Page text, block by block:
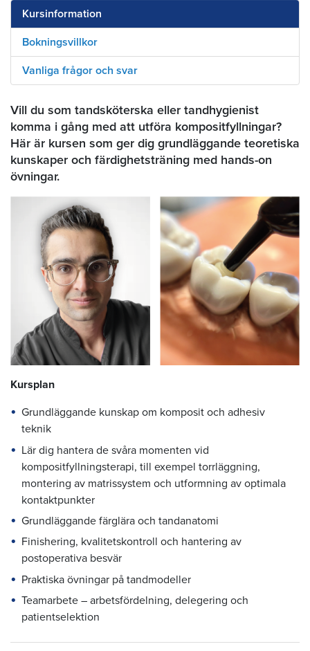
Kursinformation
Bokningsvillkor
Vanliga frågor och svar
Vill du som tandsköterska eller tandhygienist
komma i gång med att utföra kompositfyllningar?
Här är kursen som ger dig grundläggande teoretiska
kunskaper och färdighetsträning med hands-on
övningar.
Kursplan
Grundläggande kunskap om komposit och adhesiv
teknik
Lär dig hantera de svåra momenten vid
kompositfyllningsterapi, till exempel torrläggning,
montering av matrissystem och utformning av optimala
kontaktpunkter
Grundläggande färglära och tandanatomi
Finishering, kvalitetskontroll och hantering av
postoperativa besvär
Praktiska övningar på tandmodeller
Teamarbete – arbetsfördelning, delegering och
patientselektion